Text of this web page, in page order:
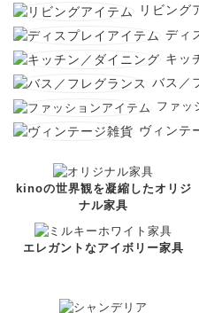
リビング
ディ
キッ
バス／
ファッ
ヴィンテ
kinoの世界観を凝縮したオリジ
ナル家具
エレガントなアイボリー家具